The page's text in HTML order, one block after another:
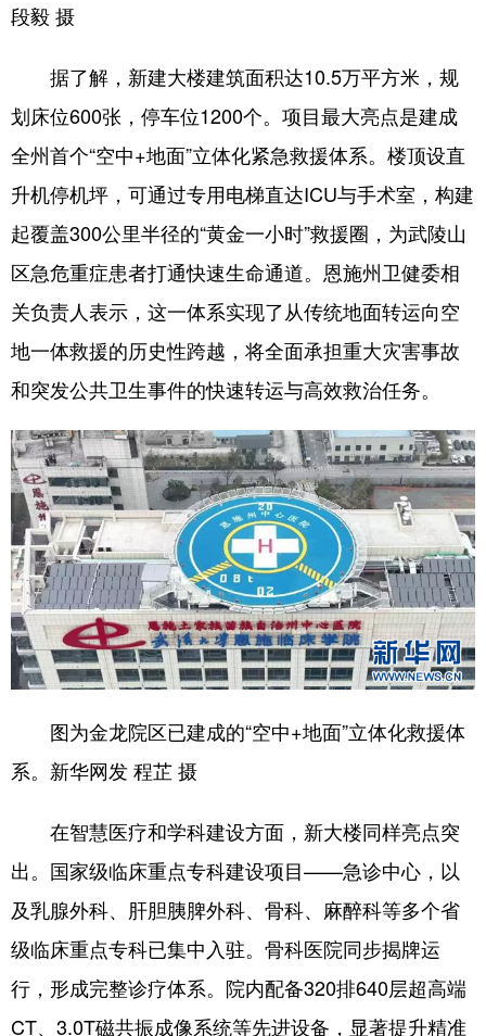
山东
广东 广西 海南 重庆
四川 贵州 云南 西藏
陕西 甘肃 青海 宁夏
多语种频道
English Español Français عربى
Русский язык 日本語 한국어
Deutsch Português
段毅 摄
据了解，新建大楼建筑面积达10.5万平方米，规
划床位600张，停车位1200个。项目最大亮点是建成
全州首个“空中+地面”立体化紧急救援体系。楼顶设直
升机停机坪，可通过专用电梯直达ICU与手术室，构建
起覆盖300公里半径的“黄金一小时”救援圈，为武陵山
区急危重症患者打通快速生命通道。恩施州卫健委相
关负责人表示，这一体系实现了从传统地面转运向空
地一体救援的历史性跨越，将全面承担重大灾害事故
和突发公共卫生事件的快速转运与高效救治任务。
图为金龙院区已建成的“空中+地面”立体化救援体
系。新华网发 程芷 摄
在智慧医疗和学科建设方面，新大楼同样亮点突
出。国家级临床重点专科建设项目——急诊中心，以
及乳腺外科、肝胆胰脾外科、骨科、麻醉科等多个省
级临床重点专科已集中入驻。骨科医院同步揭牌运
行，形成完整诊疗体系。院内配备320排640层超高端
CT、3.0T磁共振成像系统等先进设备，显著提升精准